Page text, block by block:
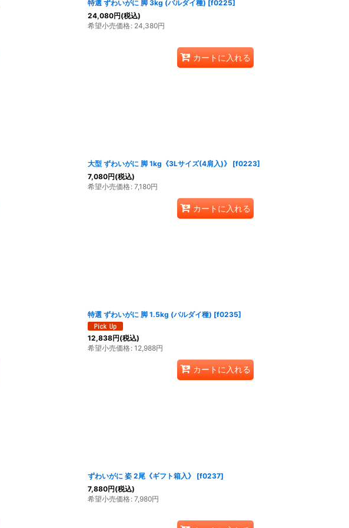
特選 ずわいがに 脚 3kg (バルダイ種) [f0225]
24,080円(税込)
希望小売価格: 24,380円
カートに入れる
大型 ずわいがに 脚 1kg《3Lサイズ(4肩入)》 [f0223]
7,080円(税込)
希望小売価格: 7,180円
カートに入れる
特選 ずわいがに 脚 1.5kg (バルダイ種) [f0235]
12,838円(税込)
希望小売価格: 12,988円
カートに入れる
ずわいがに 姿 2尾《ギフト箱入》 [f0237]
7,880円(税込)
希望小売価格: 7,980円